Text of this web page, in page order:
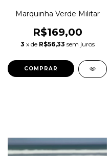
Marquinha Verde Militar
R$169,00
3 x de R$56,33 sem juros
COMPRAR